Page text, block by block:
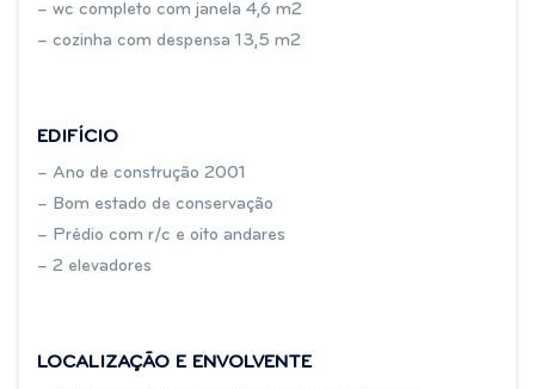
– wc completo com janela 4,6 m2
– cozinha com despensa 13,5 m2
EDIFÍCIO
– Ano de construção 2001
– Bom estado de conservação
– Prédio com r/c e oito andares
– 2 elevadores
LOCALIZAÇÃO E ENVOLVENTE